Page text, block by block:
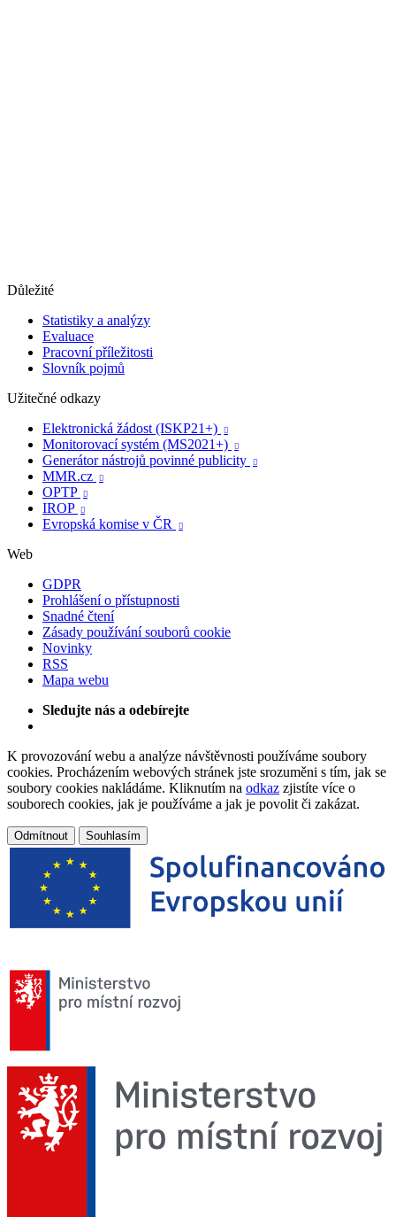
Důležité
Statistiky a analýzy
Evaluace
Pracovní příležitosti
Slovník pojmů
Užitečné odkazy
Elektronická žádost (ISKP21+)

Monitorovací systém (MS2021+) 
Generátor nástrojů povinné publicity 
MMR.cz 
OPTP 
IROP 
Evropská komise v ČR 
Web
GDPR
Prohlášení o přístupnosti
Snadné čtení
Zásady používání souborů cookie
Novinky
RSS
Mapa webu
Sledujte nás a odebírejte
K provozování webu a analýze návštěvnosti používáme soubory
cookies. Procházením webových stránek jste srozuměni s tím, jak se
soubory cookies nakládáme. Kliknutím na odkaz zjistíte více o
souborech cookies, jak je používáme a jak je povolit či zakázat.
Odmítnout Souhlasím